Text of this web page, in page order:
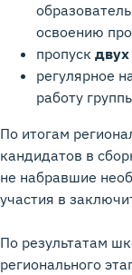
освоению
пропуск
регулярное
работу
По итогам
кандидатов в
не набравшие
участия в
По результатам
регионального